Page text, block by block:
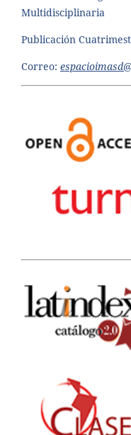
Multidisciplinaria
Publicación
Correo: